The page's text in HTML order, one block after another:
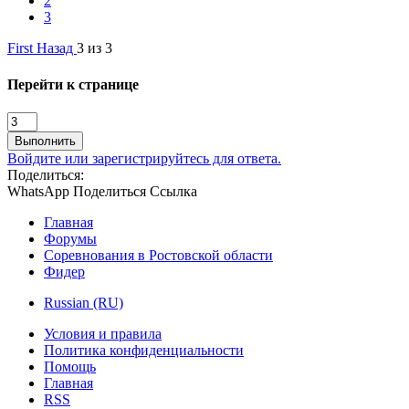
3
First Назад 3 из 3
Перейти к странице
Выполнить
Войдите или зарегистрируйтесь для ответа.
Поделиться:
WhatsApp Поделиться Ссылка
Главная
Форумы
Соревнования в Ростовской области
Фидер
Russian (RU)
Условия и правила
Политика конфиденциальности
Помощь
Главная
RSS